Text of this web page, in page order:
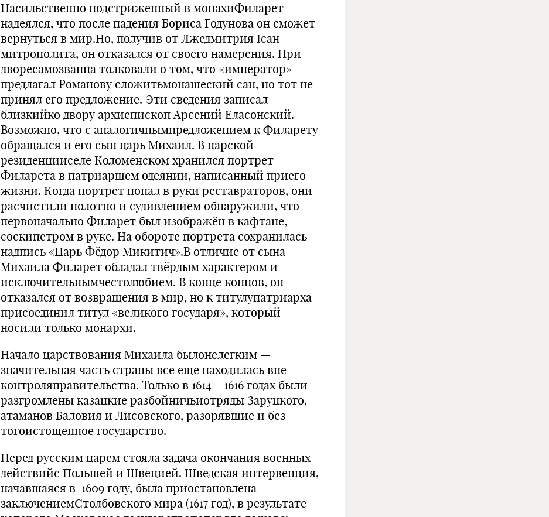
Насильственно подстриженный в монахиФиларет
надеялся, что после падения Бориса Годунова он сможет
вернуться в мир.Но, получив от Лжедмитрия Iсан
митрополита, он отказался от своего намерения. При
дворесамозванца толковали о том, что «император»
предлагал Романову сложитьмонашеский сан, но тот не
принял его предложение. Эти сведения записал
близкийко двору архиепископ Арсений Еласонский.
Возможно, что с аналогичнымпредложением к Филарету
обращался и его сын царь Михаил. В царской
резиденцииселе Коломенском хранился портрет
Филарета в патриаршем одеянии, написанный приего
жизни. Когда портрет попал в руки реставраторов, они
расчистили полотно и судивлением обнаружили, что
первоначально Филарет был изображён в кафтане,
соскипетром в руке. На обороте портрета сохранилась
надпись «Царь Фёдор Микитич».В отличие от сына
Михаила Филарет обладал твёрдым характером и
исключительнымчестолюбием. В конце концов, он
отказался от возвращения в мир, но к титулупатриарха
присоединил титул «великого государя», который
носили только монархи.
Начало царствования Михаила былонелегким —
значительная часть страны все еще находилась вне
контроляправительства. Только в 1614 – 1616 годах были
разгромлены казацкие разбойничьиотряды Заруцкого,
атаманов Баловия и Лисовского, разорявшие и без
тогоистощенное государство.
Перед русским царем стояла задача окончания военных
действийс Польшей и Швецией. Шведская интервенция,
начавшаяся в 1609 году, была приостановлена
заключениемСтолбовского мира (1617 год), в результате